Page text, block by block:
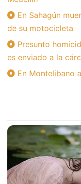
En Sahagún
de su motocicleta
Presunto
es enviado a la
En Montelibano